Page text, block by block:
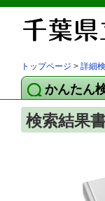
トップページ > 詳細
かんたん
検索結果